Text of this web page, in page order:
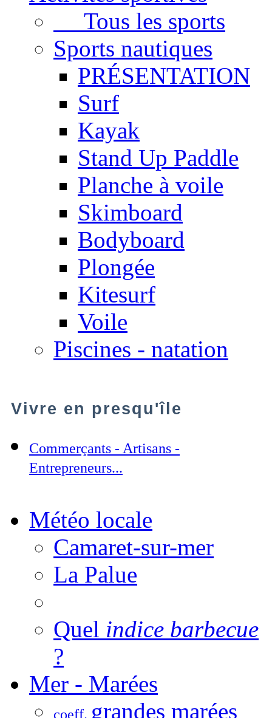
Tous les sports
Sports nautiques
PRÉSENTATION
Surf
Kayak
Stand Up Paddle
Planche à voile
Skimboard
Bodyboard
Plongée
Kitesurf
Voile
Piscines - natation
Vivre en presqu'île
Commerçants - Artisans -
Entrepreneurs...
Météo locale
Camaret-sur-mer
La Palue
Quel indice barbecue
?
Mer - Marées
coeff. grandes marées